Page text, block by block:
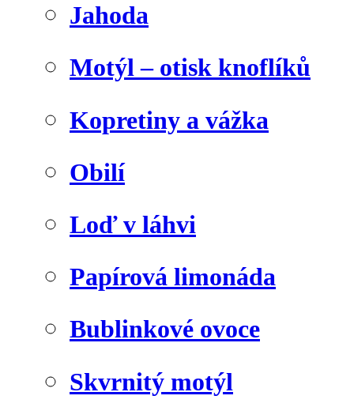
Jahoda
Motýl – otisk knoflíků
Kopretiny a vážka
Obilí
Loď v láhvi
Papírová limonáda
Bublinkové ovoce
Skvrnitý motýl